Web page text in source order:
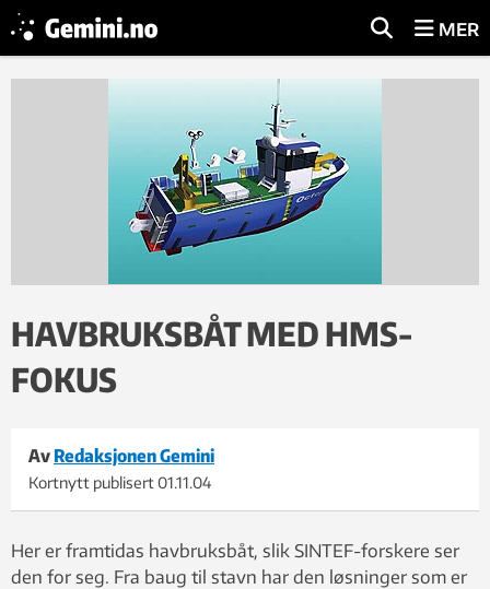
MER
HAVBRUKSBÅT MED HMS-
FOKUS
Av Redaksjonen Gemini
Kortnytt publisert01.11.04
Her er framtidas havbruksbåt, slik SINTEF-forskere ser
den for seg. Fra baug til stavn har den løsninger som er